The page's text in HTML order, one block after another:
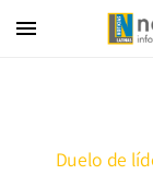
menu
Duelo de